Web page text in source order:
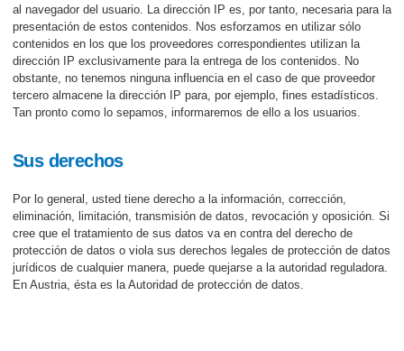
al navegador del usuario. La dirección IP es, por tanto, necesaria para la
presentación de estos contenidos. Nos esforzamos en utilizar sólo
contenidos en los que los proveedores correspondientes utilizan la
dirección IP exclusivamente para la entrega de los contenidos. No
obstante, no tenemos ninguna influencia en el caso de que proveedor
tercero almacene la dirección IP para, por ejemplo, fines estadísticos.
Tan pronto como lo sepamos, informaremos de ello a los usuarios.
Sus derechos
Por lo general, usted tiene derecho a la información, corrección,
eliminación, limitación, transmisión de datos, revocación y oposición. Si
cree que el tratamiento de sus datos va en contra del derecho de
protección de datos o viola sus derechos legales de protección de datos
jurídicos de cualquier manera, puede quejarse a la autoridad reguladora.
En Austria, ésta es la Autoridad de protección de datos.